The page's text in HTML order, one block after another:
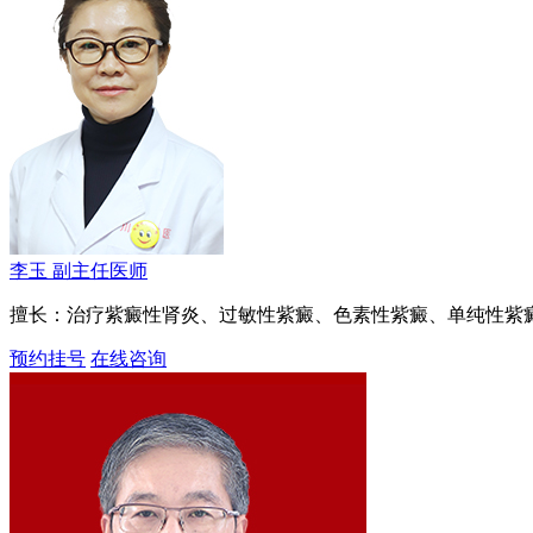
李玉 副主任医师
擅长：治疗紫癜性肾炎、过敏性紫癜、色素性紫癜、单纯性紫
预约挂号 在线咨询